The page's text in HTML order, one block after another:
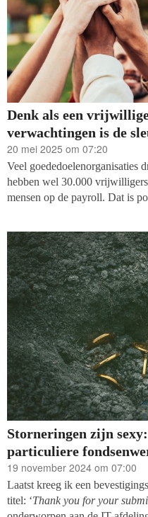
Denk als een
verwachtingen is de
20 mei 2025 om 07:20
Veel
hebben wel 30.000
mensen op de payroll. Dat is
houden van vrijwilligers,
willen steken in het nuttig
Storneringen zijn
particuliere
19 november 2024 om 07:00
Laatst kreeg ik een
titel: ‘Thank you for your